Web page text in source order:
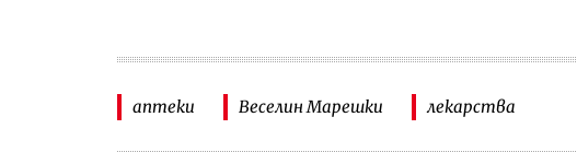
аптеки Веселин Марешки лекарства